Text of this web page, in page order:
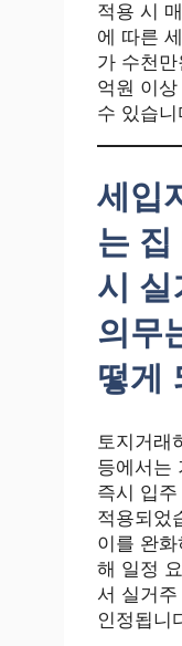
적용 시
에 따른
가 수천
억원 이상
수 있습니
세입
는 집
시 실
의무
떻게
토지거래
등에서는
즉시 입
적용되었
이를 완화
해 일정
서 실거
인정됩니